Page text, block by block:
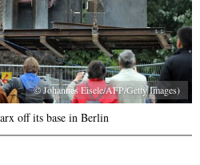
© Johannes Eisele/AFP/Getty Images)
off its base in Berlin